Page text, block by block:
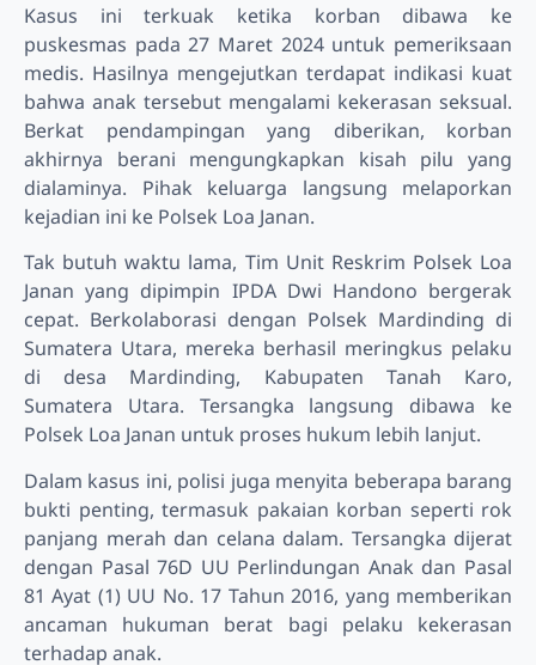
Kasus ini terkuak ketika korban dibawa ke
puskesmas pada 27 Maret 2024 untuk pemeriksaan
medis. Hasilnya mengejutkan terdapat indikasi kuat
bahwa anak tersebut mengalami kekerasan seksual.
Berkat pendampingan yang diberikan, korban
akhirnya berani mengungkapkan kisah pilu yang
dialaminya. Pihak keluarga langsung melaporkan
kejadian ini ke Polsek Loa Janan.
Tak butuh waktu lama, Tim Unit Reskrim Polsek Loa
Janan yang dipimpin IPDA Dwi Handono bergerak
cepat. Berkolaborasi dengan Polsek Mardinding di
Sumatera Utara, mereka berhasil meringkus pelaku
di desa Mardinding, Kabupaten Tanah Karo,
Sumatera Utara. Tersangka langsung dibawa ke
Polsek Loa Janan untuk proses hukum lebih lanjut.
Dalam kasus ini, polisi juga menyita beberapa barang
bukti penting, termasuk pakaian korban seperti rok
panjang merah dan celana dalam. Tersangka dijerat
dengan Pasal 76D UU Perlindungan Anak dan Pasal
81 Ayat (1) UU No. 17 Tahun 2016, yang memberikan
ancaman hukuman berat bagi pelaku kekerasan
terhadap anak.